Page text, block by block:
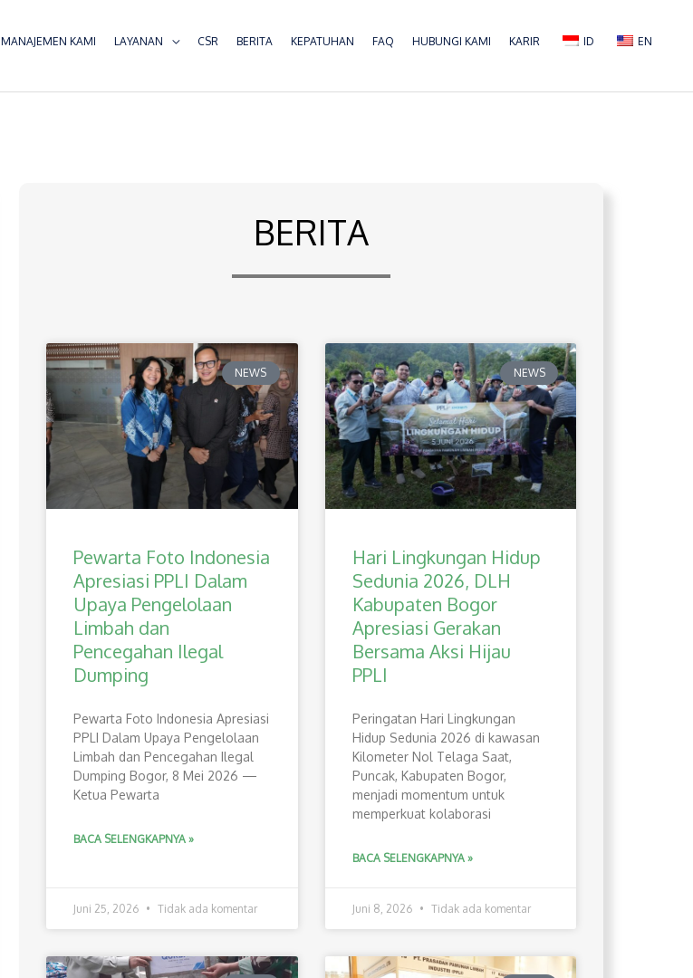
MANAJEMEN KAMI LAYANAN CSR BERITA KEPATUHAN FAQ HUBUNGI KAMI KARIR ID EN
BERITA
NEWS
Pewarta Foto Indonesia
Apresiasi PPLI Dalam
Upaya Pengelolaan
Limbah dan
Pencegahan Ilegal
Dumping
Pewarta Foto Indonesia Apresiasi
PPLI Dalam Upaya Pengelolaan
Limbah dan Pencegahan Ilegal
Dumping Bogor, 8 Mei 2026 —
Ketua Pewarta
BACA SELENGKAPNYA »
Juni 25, 2026 Tidak ada komentar
NEWS
Hari Lingkungan Hidup
Sedunia 2026, DLH
Kabupaten Bogor
Apresiasi Gerakan
Bersama Aksi Hijau
PPLI
Peringatan Hari Lingkungan
Hidup Sedunia 2026 di kawasan
Kilometer Nol Telaga Saat,
Puncak, Kabupaten Bogor,
menjadi momentum untuk
memperkuat kolaborasi
BACA SELENGKAPNYA »
Juni 8, 2026 Tidak ada komentar